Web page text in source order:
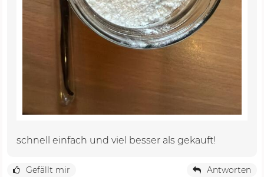
schnell einfach und viel besser als gekauft!
Gefällt mir Antworten